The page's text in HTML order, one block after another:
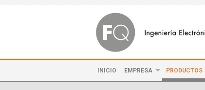
INICIO EMPRESA PRODUCTOS